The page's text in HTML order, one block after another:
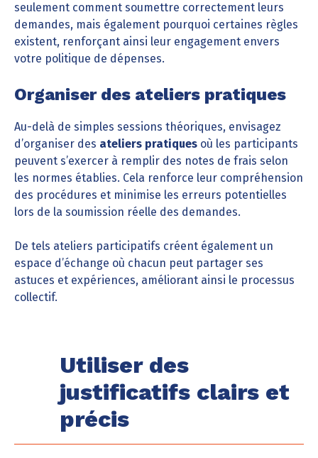
seulement comment soumettre correctement leurs
demandes, mais également pourquoi certaines règles
existent, renforçant ainsi leur engagement envers
votre politique de dépenses.
Organiser des ateliers pratiques
Au-delà de simples sessions théoriques, envisagez
d’organiser des ateliers pratiques où les participants
peuvent s’exercer à remplir des notes de frais selon
les normes établies. Cela renforce leur compréhension
des procédures et minimise les erreurs potentielles
lors de la soumission réelle des demandes.
De tels ateliers participatifs créent également un
espace d’échange où chacun peut partager ses
astuces et expériences, améliorant ainsi le processus
collectif.
Utiliser des
justificatifs clairs et
précis